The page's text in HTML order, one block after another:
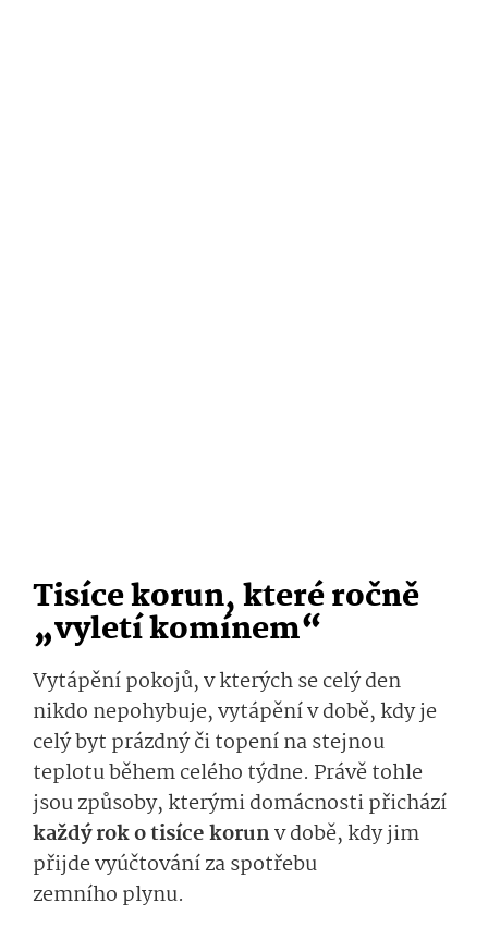
Tisíce korun, které ročně
„vyletí komínem“
Vytápění pokojů, v kterých se celý den
nikdo nepohybuje, vytápění v době, kdy je
celý byt prázdný či topení na stejnou
teplotu během celého týdne. Právě tohle
jsou způsoby, kterými domácnosti přichází
každý rok o tisíce korunv době, kdy jim
přijde vyúčtování za spotřebu
zemního plynu.